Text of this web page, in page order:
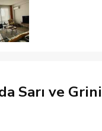
Sarı ve